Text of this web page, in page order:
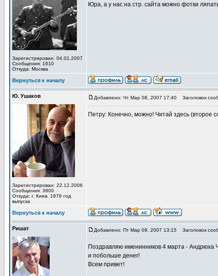
Зарегистрирован: 04.01.2007
Сообщения: 1610
Откуда: Москва
Юра, а у нас на стр. сайта можно фотки
Вернуться к началу
Ю. Ушаков
Зарегистрирован: 22.12.2006
Сообщения: 3800
Откуда: г. Киев. 1976 год
выпуска
Добавлено: Чт Мар 08, 2007 17:40 Заголовок
Петру: Конечно, можно! Читай здесь (второе
Вернуться к началу
Ришат Добавлено: Пт Мар 09, 2007 13:15 Заголовок
Поздравляю именинников 4 марта - Андрюха
и побольше денег!
Всем привет!